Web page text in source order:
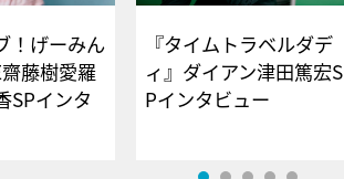
！げーみん
藤樹愛羅
SPインタ
『タイムトラベルダデ
ィ』ダイアン津田篤宏S
Pインタビュー